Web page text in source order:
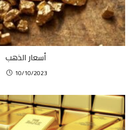
أسعار الذهب
10/10/2023